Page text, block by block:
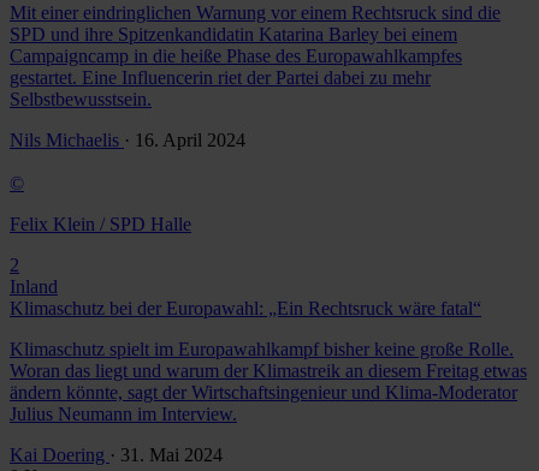
Mit einer eindringlichen Warnung vor einem Rechtsruck sind die
SPD und ihre Spitzenkandidatin Katarina Barley bei einem
Campaigncamp in die heiße Phase des Europawahlkampfes
gestartet. Eine Influencerin riet der Partei dabei zu mehr
Selbstbewusstsein.
Nils Michaelis · 16. April 2024
©
Felix Klein / SPD Halle
2
Inland
Klimaschutz bei der Europawahl: „Ein Rechtsruck wäre fatal“
Klimaschutz spielt im Europawahlkampf bisher keine große Rolle.
Woran das liegt und warum der Klimastreik an diesem Freitag etwas
ändern könnte, sagt der Wirtschaftsingenieur und Klima-Moderator
Julius Neumann im Interview.
Kai Doering · 31. Mai 2024